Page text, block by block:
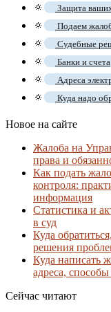
🔅 Защита
🔅 Подаем
🔅 Судебные
🔅 Банки и счета
🔅 Адреса
🔅 Куда надо
Новое на сайте
Жалоба на
права и
Как подать
контроля:
информация
Статистика и
в суд
Куда
решения
Куда написать
адреса,
Сейчас читают